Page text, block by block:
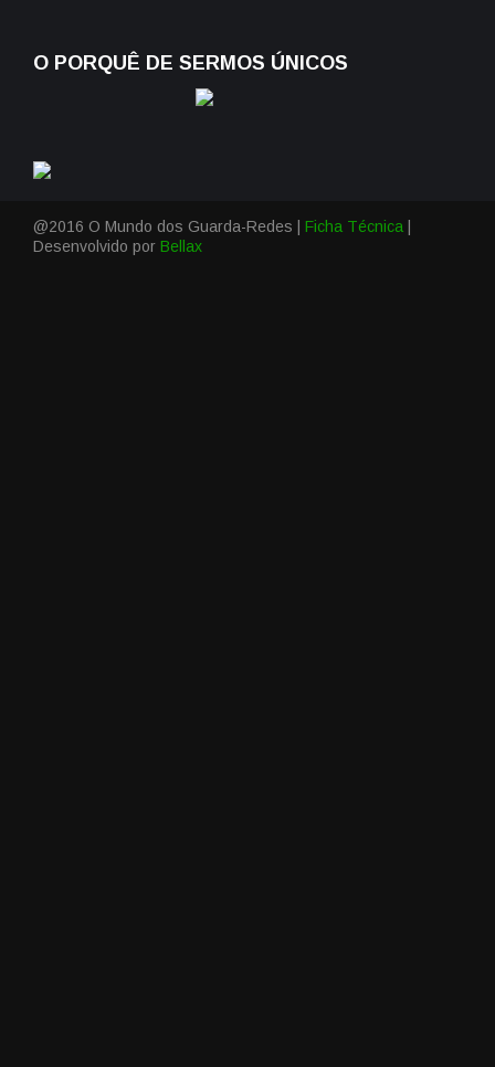
O PORQUÊ DE SERMOS ÚNICOS
@2016 O Mundo dos Guarda-Redes | Ficha Técnica
Desenvolvido por Bellax